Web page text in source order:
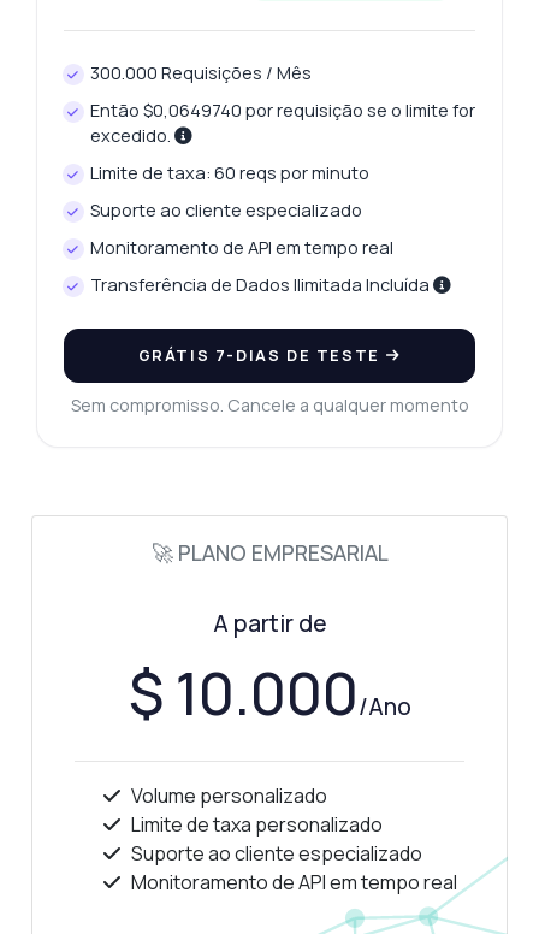
300.000 Requisições / Mês
Então $0,0649740 por requisição se o limite for
excedido.
Limite de taxa: 60 reqs por minuto
Suporte ao cliente especializado
Monitoramento de API em tempo real
Transferência de Dados Ilimitada Incluída
GRÁTIS 7-DIAS DE TESTE
Sem compromisso. Cancele a qualquer momento
🚀 PLANO EMPRESARIAL
A partir de
$ 10.000/Ano
Volume personalizado
Limite de taxa personalizado
Suporte ao cliente especializado
Monitoramento de API em tempo real